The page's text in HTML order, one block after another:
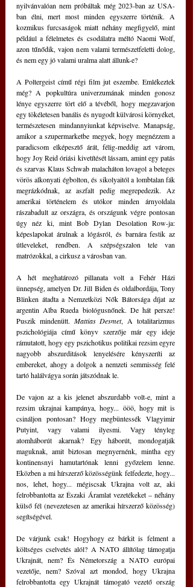
nyilvánvalóan nem próbáltak még 2023-ban az USA-
ban élni, mert most minden egyszerre történik. A
kozmikus furcsaságok miatt néhány megfigyelő, mint
például a félelmetes és csodálatra méltó Naomi Wolf,
azon tűnődik, vajon nem valami természetfeletti dolog,
és nem egy jó valami uralma alatt állunk-e?
A Poltergeist című régi film jut eszembe. Emlékeztek
még? A popkultúra univerzumának minden gonosz
lénye egyszerre tört elő a tévéből, hogy megzavarjon
egy tökéletesen banális és nyugodt külvárosi környéket,
természetesen mindannyiunkat képviselve. Manapság,
amikor a szupermarketbe megyek, hogy megnézzem a
paradicsom elképesztő árát, félig-meddig azt várom,
hogy Joy Reid óriási kivetítését lássam, amint egy patás
és szarvas Klaus Schwab malacháton lovagol a beteges
vörös alkonyati égbolton, és sikolyaitól a lombtalan fák
megrázkódnak, az aszfalt pedig megrepedezik. Az
amerikai történelem és utókor minden árnyoldala
rászabadult az országra, és országunk végre pontosan
úgy néz ki, mint Bob Dylan Desolation Row-ja:
képeslapokat árulnak a lógásról, és barnára festik az
útleveleket, rendben. A szépségszalon tele van
matrózokkal, a cirkusz a városban van.
A hét meghatározó pillanata volt a Fehér Házi
ünnepség, amelyen Dr. Jill Biden és oldalbordája, Tony
Blinken átadta a Nemzetközi Nők Bátorsága díjat az
argentin Alba Rueda biológusnőnek. De hát persze!
Puszik mindenütt. Mattias Desmet, A totalitarizmus
pszichológiája című könyv szerzője már egy ideje
rámutatott, hogy egy pszichotikus politikai rezsim egyre
nagyobb abszurditások lenyelésére kényszeríti az
embereket, ahogy a dolgok a nemzeti semmisség felé
tartó halálvágya során játszódnak le.
De vajon az a kis jelenet abszurdabb volt-e, mint a
rezsim ukrajnai kampánya, hogy... ööö, hogy mit is
csináljon pontosan? Hogy megbüntessék Vlagyimir
Putyint, vagy valami ilyesmi. Vagy tényleg
atomháborút akarnak? Egy háborút, mondogatják
maguknak, amit biztosan megnyernénk, mintha egy
kontinensnyi hamutartónak lenni győzelem lenne.
Eközben a mi hírszerző közösségünk felfedezte, hogy...
nos, lehet, hogy... mégiscsak Ukrajna volt az, aki
felrobbantotta az Északi Áramlat vezetékeket – néhány
külső fél (nevezetesen az amerikai hírszerző közösség)
segítségével.
De várjunk csak! Hogyhogy ez bárkit is felment a
költséges cselvetés alól? A NATO állítólag támogatja
Ukrajnát, nem? És Németország a NATO európai
vezetője, nem? Szóval azt mondod, hogy Ukrajna
felrobbantotta egy Ukrajnát támogató vezető ország